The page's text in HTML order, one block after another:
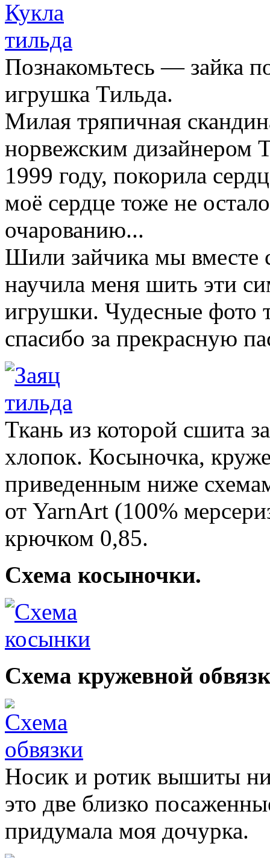
Познакомьтесь — зайка
игрушка Тильда.
Милая тряпичная
норвежским дизайнером
1999 году, покорила
моё сердце тоже не
очарованию...
Шили зайчика мы
научила меня шить эти
игрушки. Чудесные фото
спасибо за прекрасную
Ткань из которой сшита
хлопок. Косыночка,
приведенным ниже
от YarnArt (100%
крючком 0,85.
Схема косыночки.
Схема кружевной
Носик и ротик вышиты
это две близко
придумала моя дочурка.